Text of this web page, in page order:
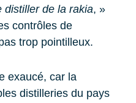
distiller de la rakia, »
contrôles de
trop pointilleux.
exaucé, car la
distilleries du pays